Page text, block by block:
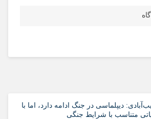
دیپلماسی در جنگ ادامه دارد، اما با
متناسب با شرایط جنگی